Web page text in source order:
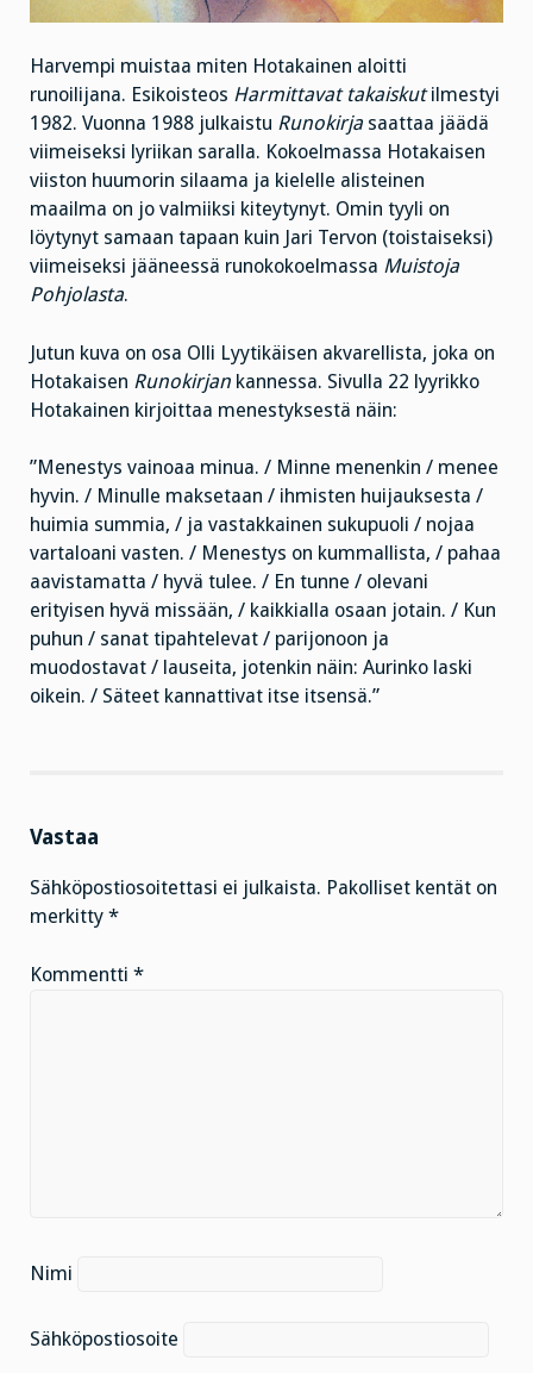
Harvempi muistaa miten Hotakainen aloitti
runoilijana. Esikoisteos Harmittavat takaiskutilmestyi
1982. Vuonna 1988 julkaistu Runokirja saattaa jäädä
viimeiseksi lyriikan saralla. Kokoelmassa Hotakaisen
viiston huumorin silaama ja kielelle alisteinen
maailma on jo valmiiksi kiteytynyt. Omin tyyli on
löytynyt samaan tapaan kuin Jari Tervon (toistaiseksi)
viimeiseksi jääneessä runokokoelmassa Muistoja
Pohjolasta.
Jutun kuva on osa Olli Lyytikäisen akvarellista, joka on
Hotakaisen Runokirjan kannessa. Sivulla 22 lyyrikko
Hotakainen kirjoittaa menestyksestä näin:
”Menestys vainoaa minua. / Minne menenkin / menee
hyvin. / Minulle maksetaan / ihmisten huijauksesta /
huimia summia, / ja vastakkainen sukupuoli / nojaa
vartaloani vasten. / Menestys on kummallista, / pahaa
aavistamatta / hyvä tulee. / En tunne / olevani
erityisen hyvä missään, / kaikkialla osaan jotain. / Kun
puhun / sanat tipahtelevat / parijonoon ja
muodostavat / lauseita, jotenkin näin: Aurinko laski
oikein. / Säteet kannattivat itse itsensä.”
Vastaa
Sähköpostiosoitettasi ei julkaista. Pakolliset kentät on
merkitty *
Kommentti *
Nimi
Sähköpostiosoite